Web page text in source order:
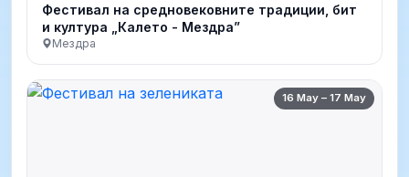
Фестивал на средновековните традиции, бит
и култура „Калето - Мездра”
Мездра
16 May – 17 May